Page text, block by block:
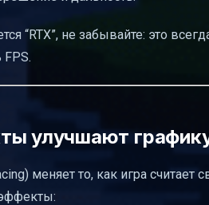
“RTX”, не забывайте: это
улучшают
меняет то, как игра